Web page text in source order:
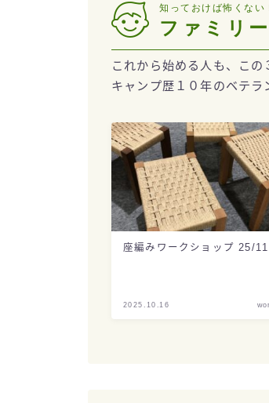
知っておけば怖くない
ファミリ
これから始める人も、この
キャンプ歴１０年のベテ
座編みワークショップ 25/11
2025.10.16